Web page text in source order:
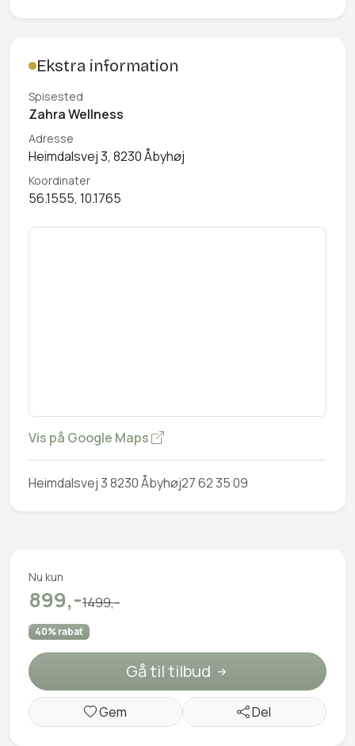
Ekstra information
Spisested
Zahra Wellness
Adresse
Heimdalsvej 3, 8230 Åbyhøj
Koordinater
56.1555, 10.1765
Vis på Google Maps
Heimdalsvej 3 8230 Åbyhøj27 62 35 09
Nu kun
899,-1499,-
40% rabat
Gå til tilbud
Gem Del